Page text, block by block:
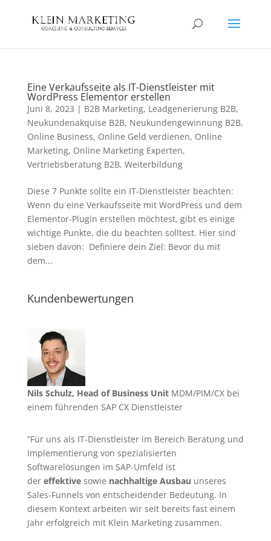
Eine Verkaufsseite als IT-Dienstleister mit
WordPress Elementor erstellen
Juni 8, 2023 | B2B Marketing, Leadgenerierung B2B,
Neukundenakquise B2B, Neukundengewinnung B2B,
Online Business, Online Geld verdienen, Online
Marketing, Online Marketing Experten,
Vertriebsberatung B2B, Weiterbildung
Diese 7 Punkte sollte ein IT-Dienstleister beachten:
Wenn du eine Verkaufsseite mit WordPress und dem
Elementor-Plugin erstellen möchtest, gibt es einige
wichtige Punkte, die du beachten solltest. Hier sind
sieben davon: Definiere dein Ziel: Bevor du mit
dem...
Kundenbewertungen
Nils Schulz, Head of Business UnitMDM/PIM/CX bei
einem führenden SAP CX Dienstleister
”Für uns als IT-Dienstleister im Bereich Beratung und
Implementierung von spezialisierten
Softwarelösungen im SAP-Umfeld ist
der effektive sowie nachhaltige Ausbau unseres
Sales-Funnels von entscheidender Bedeutung. In
diesem Kontext arbeiten wir seit bereits fast einem
Jahr erfolgreich mit Klein Marketing zusammen.